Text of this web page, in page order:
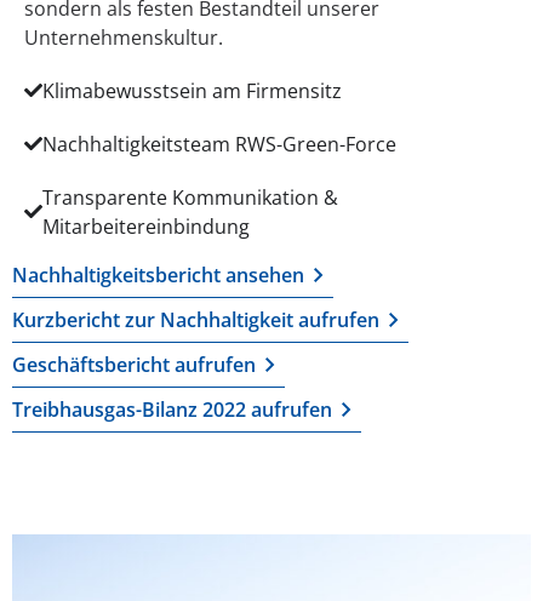
sondern als festen Bestandteil unserer
Unternehmenskultur.
Klimabewusstsein am Firmensitz
Nachhaltigkeitsteam RWS-Green-Force
Transparente Kommunikation &
Mitarbeitereinbindung
Nachhaltigkeitsbericht ansehen
Kurzbericht zur Nachhaltigkeit aufrufen
Geschäftsbericht aufrufen
Treibhausgas-Bilanz 2022 aufrufen